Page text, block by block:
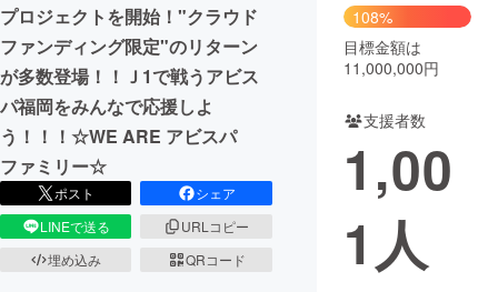
CAMPFIRE for Social Good
CAMPFIRE Creation
CAMPFIREふるさと納税machi-ya コミュニティ
プロジェクトを開始！"クラウド
ファンディング限定"のリターン
が多数登場！！Ｊ1で戦うアビス
パ福岡をみんなで応援しよ
う！！！☆WE ARE アビスパ
ファミリー☆
ポスト
シェア
LINEで送る
URLコピー
埋め込み
QRコード
108%
目標金額は
11,000,000円
支援者数
1,00
1人